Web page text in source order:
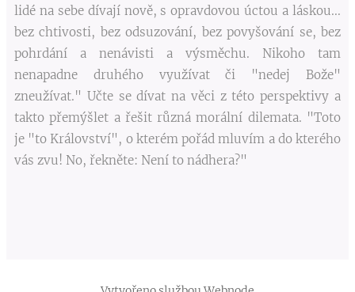
lidé na sebe dívají nově, s opravdovou úctou a láskou...
bez chtivosti, bez odsuzování, bez povyšování se, bez
pohrdání a nenávisti a výsměchu. Nikoho tam
nenapadne druhého využívat či "nedej Bože"
zneužívat." Učte se dívat na věci z této perspektivy a
takto přemýšlet a řešit různá morální dilemata. "Toto
je "to Království", o kterém pořád mluvím a do kterého
vás zvu! No, řekněte: Není to nádhera?"